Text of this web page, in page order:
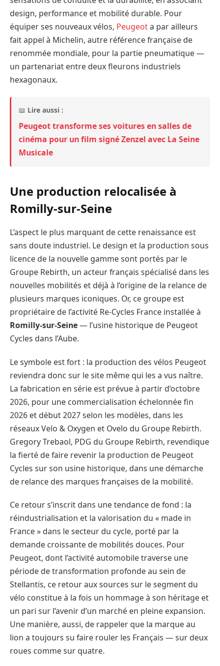
design, performance et mobilité durable. Pour
équiper ses nouveaux vélos, Peugeota par ailleurs
fait appel à Michelin, autre référence française de
renommée mondiale, pour la partie pneumatique —
un partenariat entre deux fleurons industriels
hexagonaux.
📖 Lire aussi :
Peugeot transforme ses voitures en salles de
cinéma pour un film signé Zenzel avec La Seine
Musicale
Une production relocalisée à
Romilly-sur-Seine
L’aspect le plus marquant de cette renaissance est
sans doute industriel. Le design et la production sous
licence de la nouvelle gamme sont portés par le
Groupe Rebirth, un acteur français spécialisé dans les
nouvelles mobilités et déjà à l’origine de la relance de
plusieurs marques iconiques. Or, ce groupe est
propriétaire de l’activité Re-Cycles France installée à
Romilly-sur-Seine— l’usine historique de Peugeot
Cycles dans l’Aube.
Le symbole est fort : la production des vélos Peugeot
reviendra donc sur le site même qui les a vus naître.
La fabrication en série est prévue à partir d’octobre
2026, pour une commercialisation échelonnée fin
2026 et début 2027 selon les modèles, dans les
réseaux Velo & Oxygen et Ovelo du Groupe Rebirth.
Gregory Trebaol, PDG du Groupe Rebirth, revendique
la fierté de faire revenir la production de Peugeot
Cycles sur son usine historique, dans une démarche
de relance des marques françaises de la mobilité.
Ce retour s’inscrit dans une tendance de fond : la
réindustrialisation et la valorisation du « made in
France » dans le secteur du cycle, porté par la
demande croissante de mobilités douces. Pour
Peugeot, dont l’activité automobile traverse une
période de transformation profonde au sein de
Stellantis, ce retour aux sources sur le segment du
vélo constitue à la fois un hommage à son héritage et
un pari sur l’avenir d’un marché en pleine expansion.
Une manière, aussi, de rappeler que la marque au
lion a toujours su faire rouler les Français — sur deux
roues comme sur quatre.